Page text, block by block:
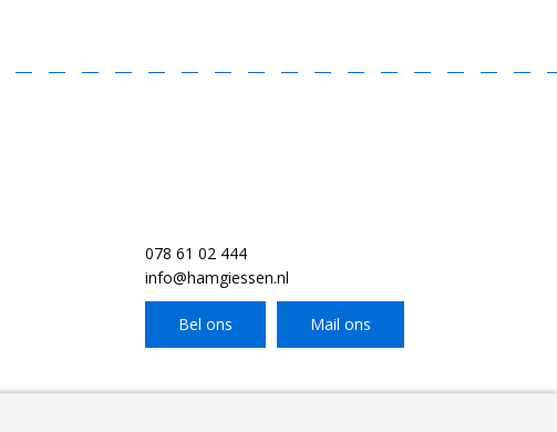
078 61 02 444
info@hamgiessen.nl
Bel ons Mail ons